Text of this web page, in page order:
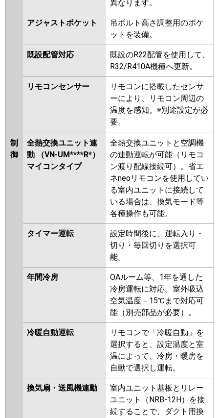
異なります。
アジャストポケット
吊ボルト高さ調整用のポケ
ットを装備。
既設配管対応
既設のR22配管を使用して、
R32/R410A機種へ更新。
リモコンセンサー
リモコンに搭載したセンサ
ーにより、リモコン周辺の
温度を感知。※別途設定が必
要。
制
御
全熱交換ユニット連
動 （VN-UM****R*）
マイコンタイプ
全熱交換ユニットと空調機
の連動運転が可能（リモコ
ン渡り配線接続可）。省エ
ネneoリモコンを使用してい
る室内ユニットに接続して
いる場合は、換気モード等
各種操作も可能。
タイマー運転
設定時間後に、運転入り・
切り・毎回切りを選択可
能。
年間冷房
OAルーム等、1年を通した
冷房運転に対応。室外吸込
空気温度－15℃まで対応可
能（別売部品が必要）。
冷暖自動運転
リモコンで「冷暖自動」を
選択すると、設定温度と室
温によって、冷房・暖房を
自動で選択し運転。
換気扇・送風機連動
室内ユニット基板とリレー
ユニット（NRB-12H）を接
続することで、ダクト用換